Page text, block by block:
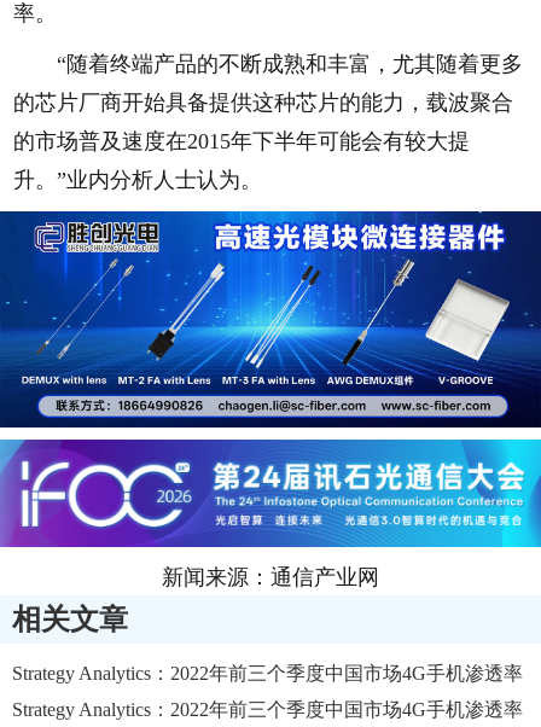
率。
“随着终端产品的不断成熟和丰富，尤其随着更多
的芯片厂商开始具备提供这种芯片的能力，载波聚合
的市场普及速度在2015年下半年可能会有较大提
升。”业内分析人士认为。
新闻来源：通信产业网
相关文章
Strategy Analytics：2022年前三个季度中国市场4G手机渗透率
平均为14%左右
Strategy Analytics：2022年前三个季度中国市场4G手机渗透率